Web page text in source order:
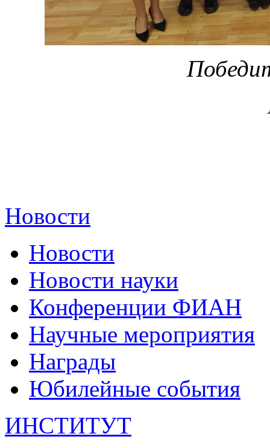
Новости
Новости
Новости науки
Конференции ФИАН
Научные мероприятия
Награды
Юбилейные события
ИНСТИТУТ